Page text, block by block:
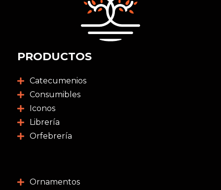
PRODUCTOS
Catecumenios
Consumibles
Iconos
Librería
Orfebrería
Ornamentos